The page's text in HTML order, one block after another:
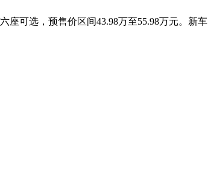
座可选，预售价区间43.98万至55.98万元。新车